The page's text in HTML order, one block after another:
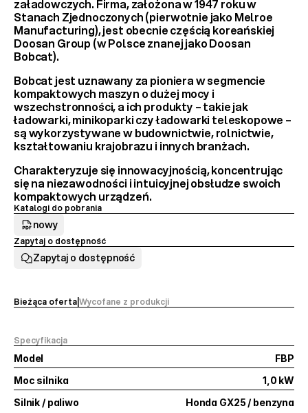
załadowczych. Firma, założona w 1947 roku w
Stanach Zjednoczonych (pierwotnie jako Melroe
Doosan Group (w Polsce znanej jako Doosan
Bobcat).
Bobcat jest uznawany za pioniera w segmencie
kompaktowych maszyn o dużej mocy i
wszechstronności, a ich produkty – takie jak
ładowarki, minikoparki czy ładowarki teleskopowe –
są wykorzystywane w budownictwie, rolnictwie,
kształtowaniu krajobrazu i innych branżach.
Charakteryzuje się innowacyjnością, koncentrując
się na niezawodności i intuicyjnej obsłudze swoich
kompaktowych urządzeń.
Katalogi do pobrania
nowy
Zapytaj o dostępność
Zapytaj o dostępność
Bieżąca ofertaWycofane z produkcji
Model
FBP
Moc silnika
1,0 kW
Silnik / paliwo
Honda GX25 / benzyna
Specyfikacja